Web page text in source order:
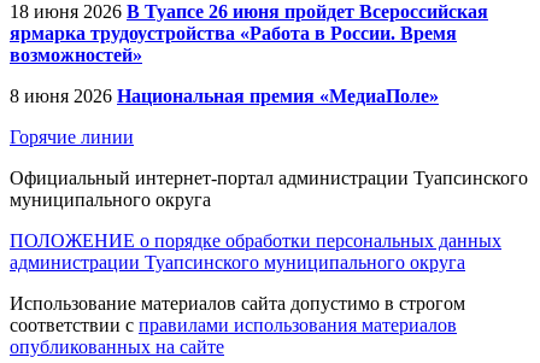
18 июня 2026 В Туапсе 26 июня пройдет Всероссийская
ярмарка трудоустройства «Работа в России. Время
возможностей»
8 июня 2026 Национальная премия «МедиаПоле»
Горячие линии
Официальный интернет-портал администрации Туапсинского
муниципального округа
ПОЛОЖЕНИЕ о порядке обработки персональных данных
администрации Туапсинского муниципального округа
Использование материалов сайта допустимо в строгом
соответствии с правилами использования материалов
опубликованных на сайте